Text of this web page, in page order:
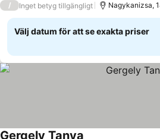
/ Inget betyg tillgängligt Nagykanizsa,
Välj datum för att se exakta priser
Gergely Tanya